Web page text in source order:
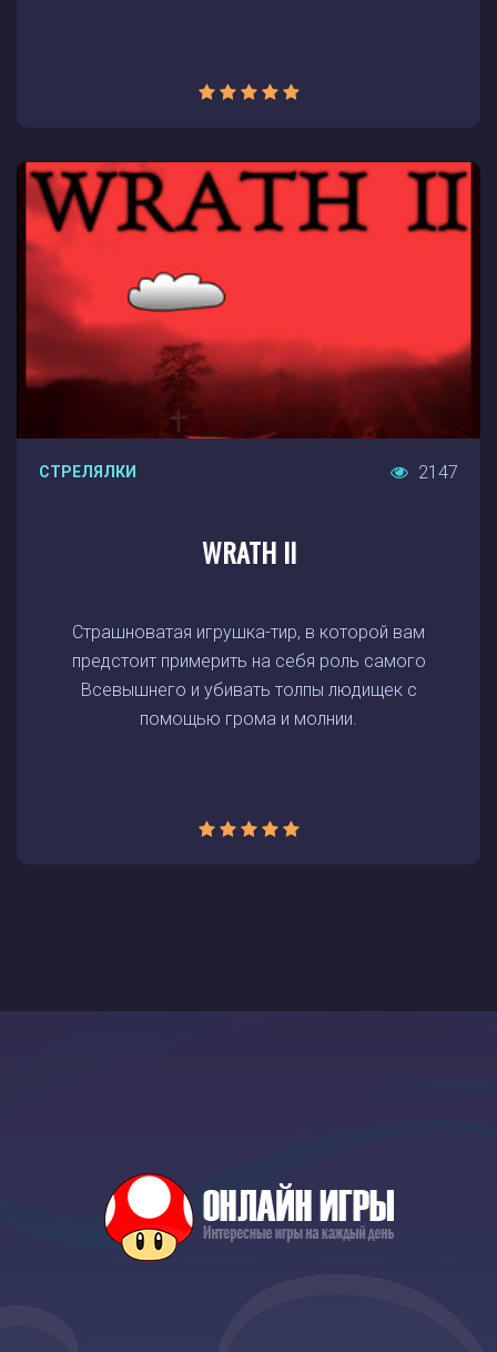
СТРЕЛЯЛКИ 2147
WRATH II
Страшноватая игрушка-тир, в которой вам
предстоит примерить на себя роль самого
Всевышнего и убивать толпы людищек с
помощью грома и молнии.